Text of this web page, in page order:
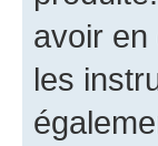
avoir en
les